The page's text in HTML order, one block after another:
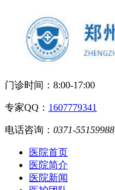
门诊时间： 8:00-17:00
专家QQ： 1607779341
电话咨询： 0371-55159988
医院首页
医院简介
医院新闻